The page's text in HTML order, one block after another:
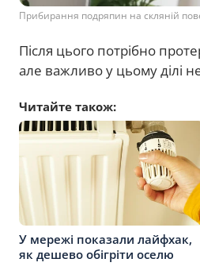
Прибирання подряпин на скляній
Після цього потрібно
але важливо у цьому ділі
Читайте також:
У мережі показали лайфхак,
як дешево обігріти оселю